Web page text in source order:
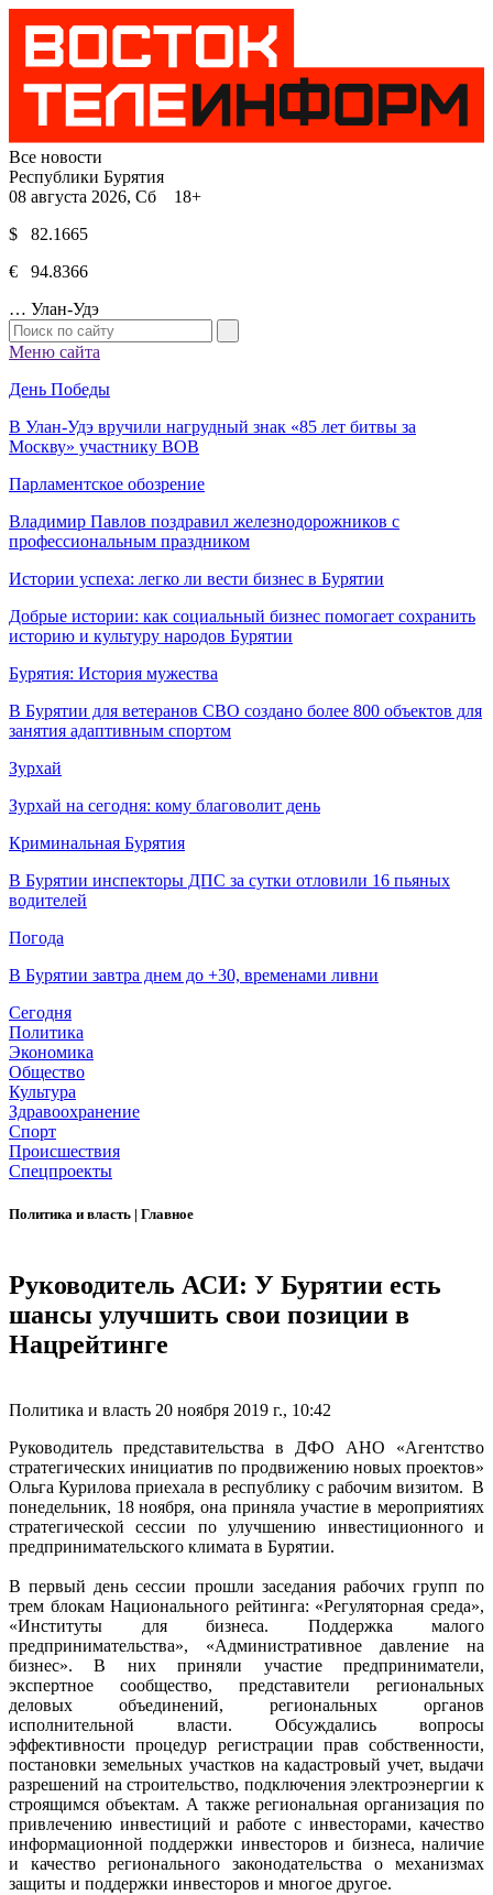
Все новости
Республики Бурятия
08 августа 2026, Сб 18+
$ 82.1665
€ 94.8366
… Улан-Удэ
Меню сайта
День Победы
В Улан-Удэ вручили нагрудный знак «85 лет битвы за
Москву» участнику ВОВ
Парламентское обозрение
Владимир Павлов поздравил железнодорожников с
профессиональным праздником
Истории успеха: легко ли вести бизнес в Бурятии
Добрые истории: как социальный бизнес помогает сохранить
историю и культуру народов Бурятии
Бурятия: История мужества
В Бурятии для ветеранов СВО создано более 800 объектов для
занятия адаптивным спортом
Зурхай
Зурхай на сегодня: кому благоволит день
Криминальная Бурятия
В Бурятии инспекторы ДПС за сутки отловили 16 пьяных
водителей
Погода
В Бурятии завтра днем до +30, временами ливни
Сегодня
Политика
Экономика
Общество
Культура
Здравоохранение
Спорт
Происшествия
Спецпроекты
Политика и власть | Главное
Руководитель АСИ: У Бурятии есть
шансы улучшить свои позиции в
Нацрейтинге
Политика и власть 20 ноября 2019 г., 10:42
Руководитель представительства в ДФО АНО «Агентство
стратегических инициатив по продвижению новых проектов»
Ольга Курилова приехала в республику с рабочим визитом. В
понедельник, 18 ноября, она приняла участие в мероприятиях
стратегической сессии по улучшению инвестиционного и
предпринимательского климата в Бурятии.
В первый день сессии прошли заседания рабочих групп по
трем блокам Национального рейтинга: «Регуляторная среда»,
«Институты для бизнеса. Поддержка малого
предпринимательства», «Административное давление на
бизнес». В них приняли участие предприниматели,
экспертное сообщество, представители региональных
деловых объединений, региональных органов
исполнительной власти. Обсуждались вопросы
эффективности процедур регистрации прав собственности,
постановки земельных участков на кадастровый учет, выдачи
разрешений на строительство, подключения электроэнергии к
строящимся объектам. А также региональная организация по
привлечению инвестиций и работе с инвесторами, качество
информационной поддержки инвесторов и бизнеса, наличие
и качество регионального законодательства о механизмах
защиты и поддержки инвесторов и многое другое.